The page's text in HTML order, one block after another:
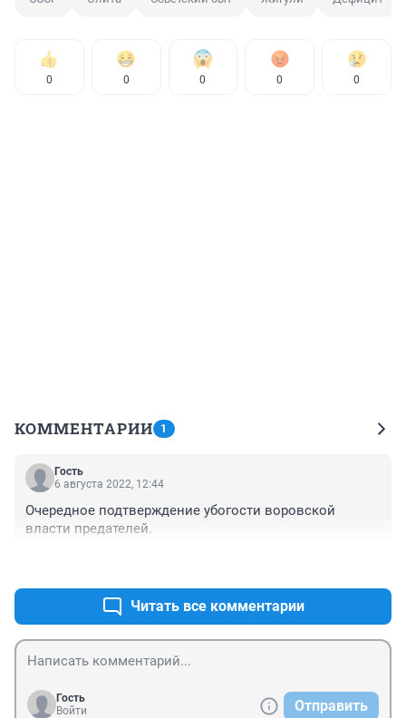
0 0 0 0 0
КОММЕНТАРИИ 1
Гость
6 августа 2022, 12:44
Очередное подтверждение убогости воровской
власти предателей.
Читать все комментарии
Гость
Войти
Отправить